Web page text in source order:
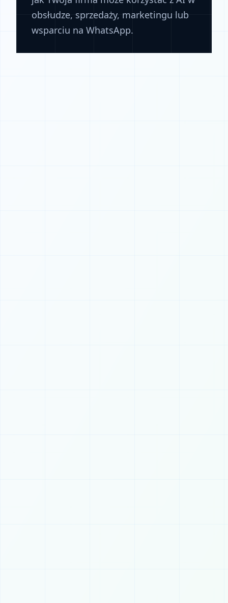
obsłudze, sprzedaży, marketingu lub
wsparciu na WhatsApp.